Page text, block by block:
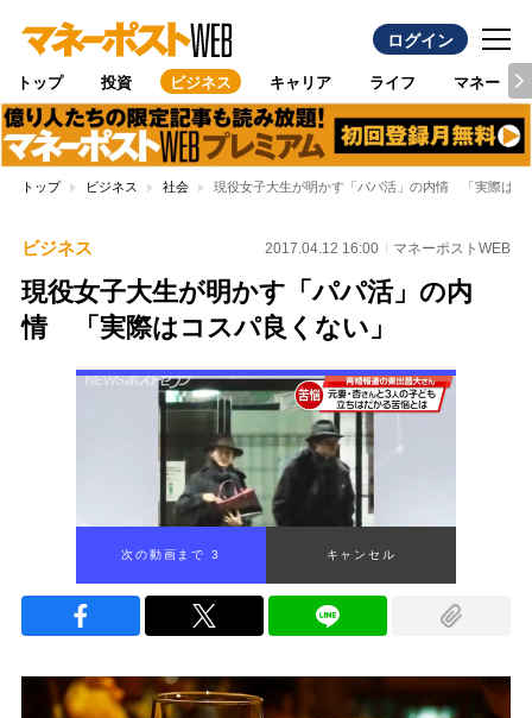
ログイン
トップ 投資 ビジネス キャリア ライフ マネー
トップ ビジネス 社会 現役女子大生が明かす「パパ活」の内情 「実際はコ
ビジネス 2017.04.12 16:00 マネーポストWEB
現役女子大生が明かす「パパ活」の内
情 「実際はコスパ良くない」
次の動画まで 2 キャンセル